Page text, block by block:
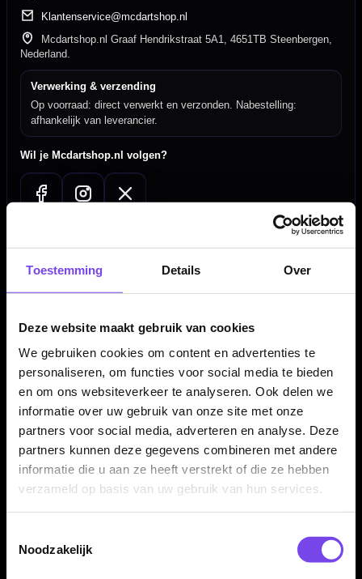
Toestemming Details Over
Deze website maakt gebruik van cookies
We gebruiken cookies om content en advertenties te
personaliseren, om functies voor social media te bieden
en om ons websiteverkeer te analyseren. Ook delen we
informatie over uw gebruik van onze site met onze
partners voor social media, adverteren en analyse. Deze
partners kunnen deze gegevens combineren met andere
informatie die u aan ze heeft verstrekt of die ze hebben
verzameld op basis van uw gebruik van hun services.
Noodzakelijk
Klantenservice@mcdartshop.nl
Mcdartshop.nl Graaf Hendrikstraat 5A1, 4651TB Steenbergen,
Nederland.
Verwerking & verzending
Op voorraad: direct verwerkt en verzonden. Nabestelling:
afhankelijk van leverancier.
Wil je Mcdartshop.nl volgen?
Handige links
Verzendingen
Retouren en Ruilen
Garantie en Klachten
Order Verwerking
Bedrijfsgegevens
Afstand & Hoogte
Spelregels Darten